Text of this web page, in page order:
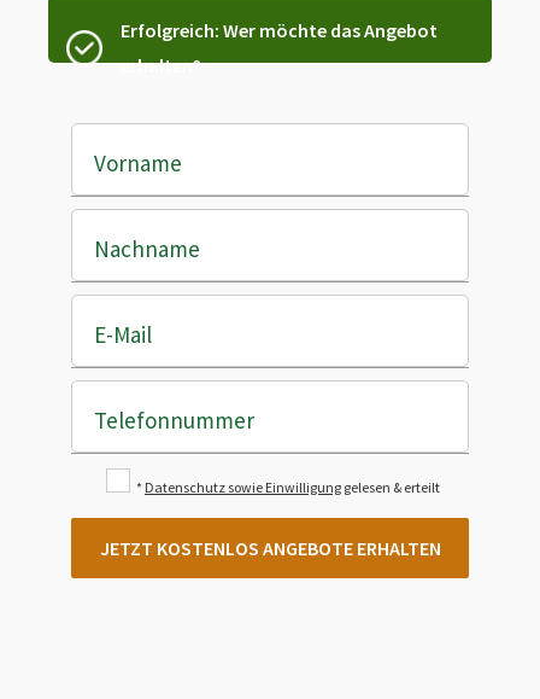
Erfolgreich: Wer möchte das Angebot
erhalten?
Vorname
Nachname
E-Mail
Telefonnummer
* Datenschutz sowie Einwilligung gelesen & erteilt
JETZT KOSTENLOS ANGEBOTE ERHALTEN